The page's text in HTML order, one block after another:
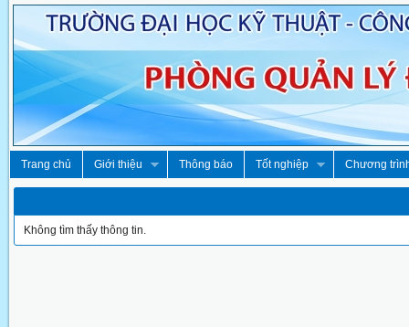
Trang chủ Giới thiệu Thông báo Tốt nghiệp Chương
Không tìm thấy thông tin.